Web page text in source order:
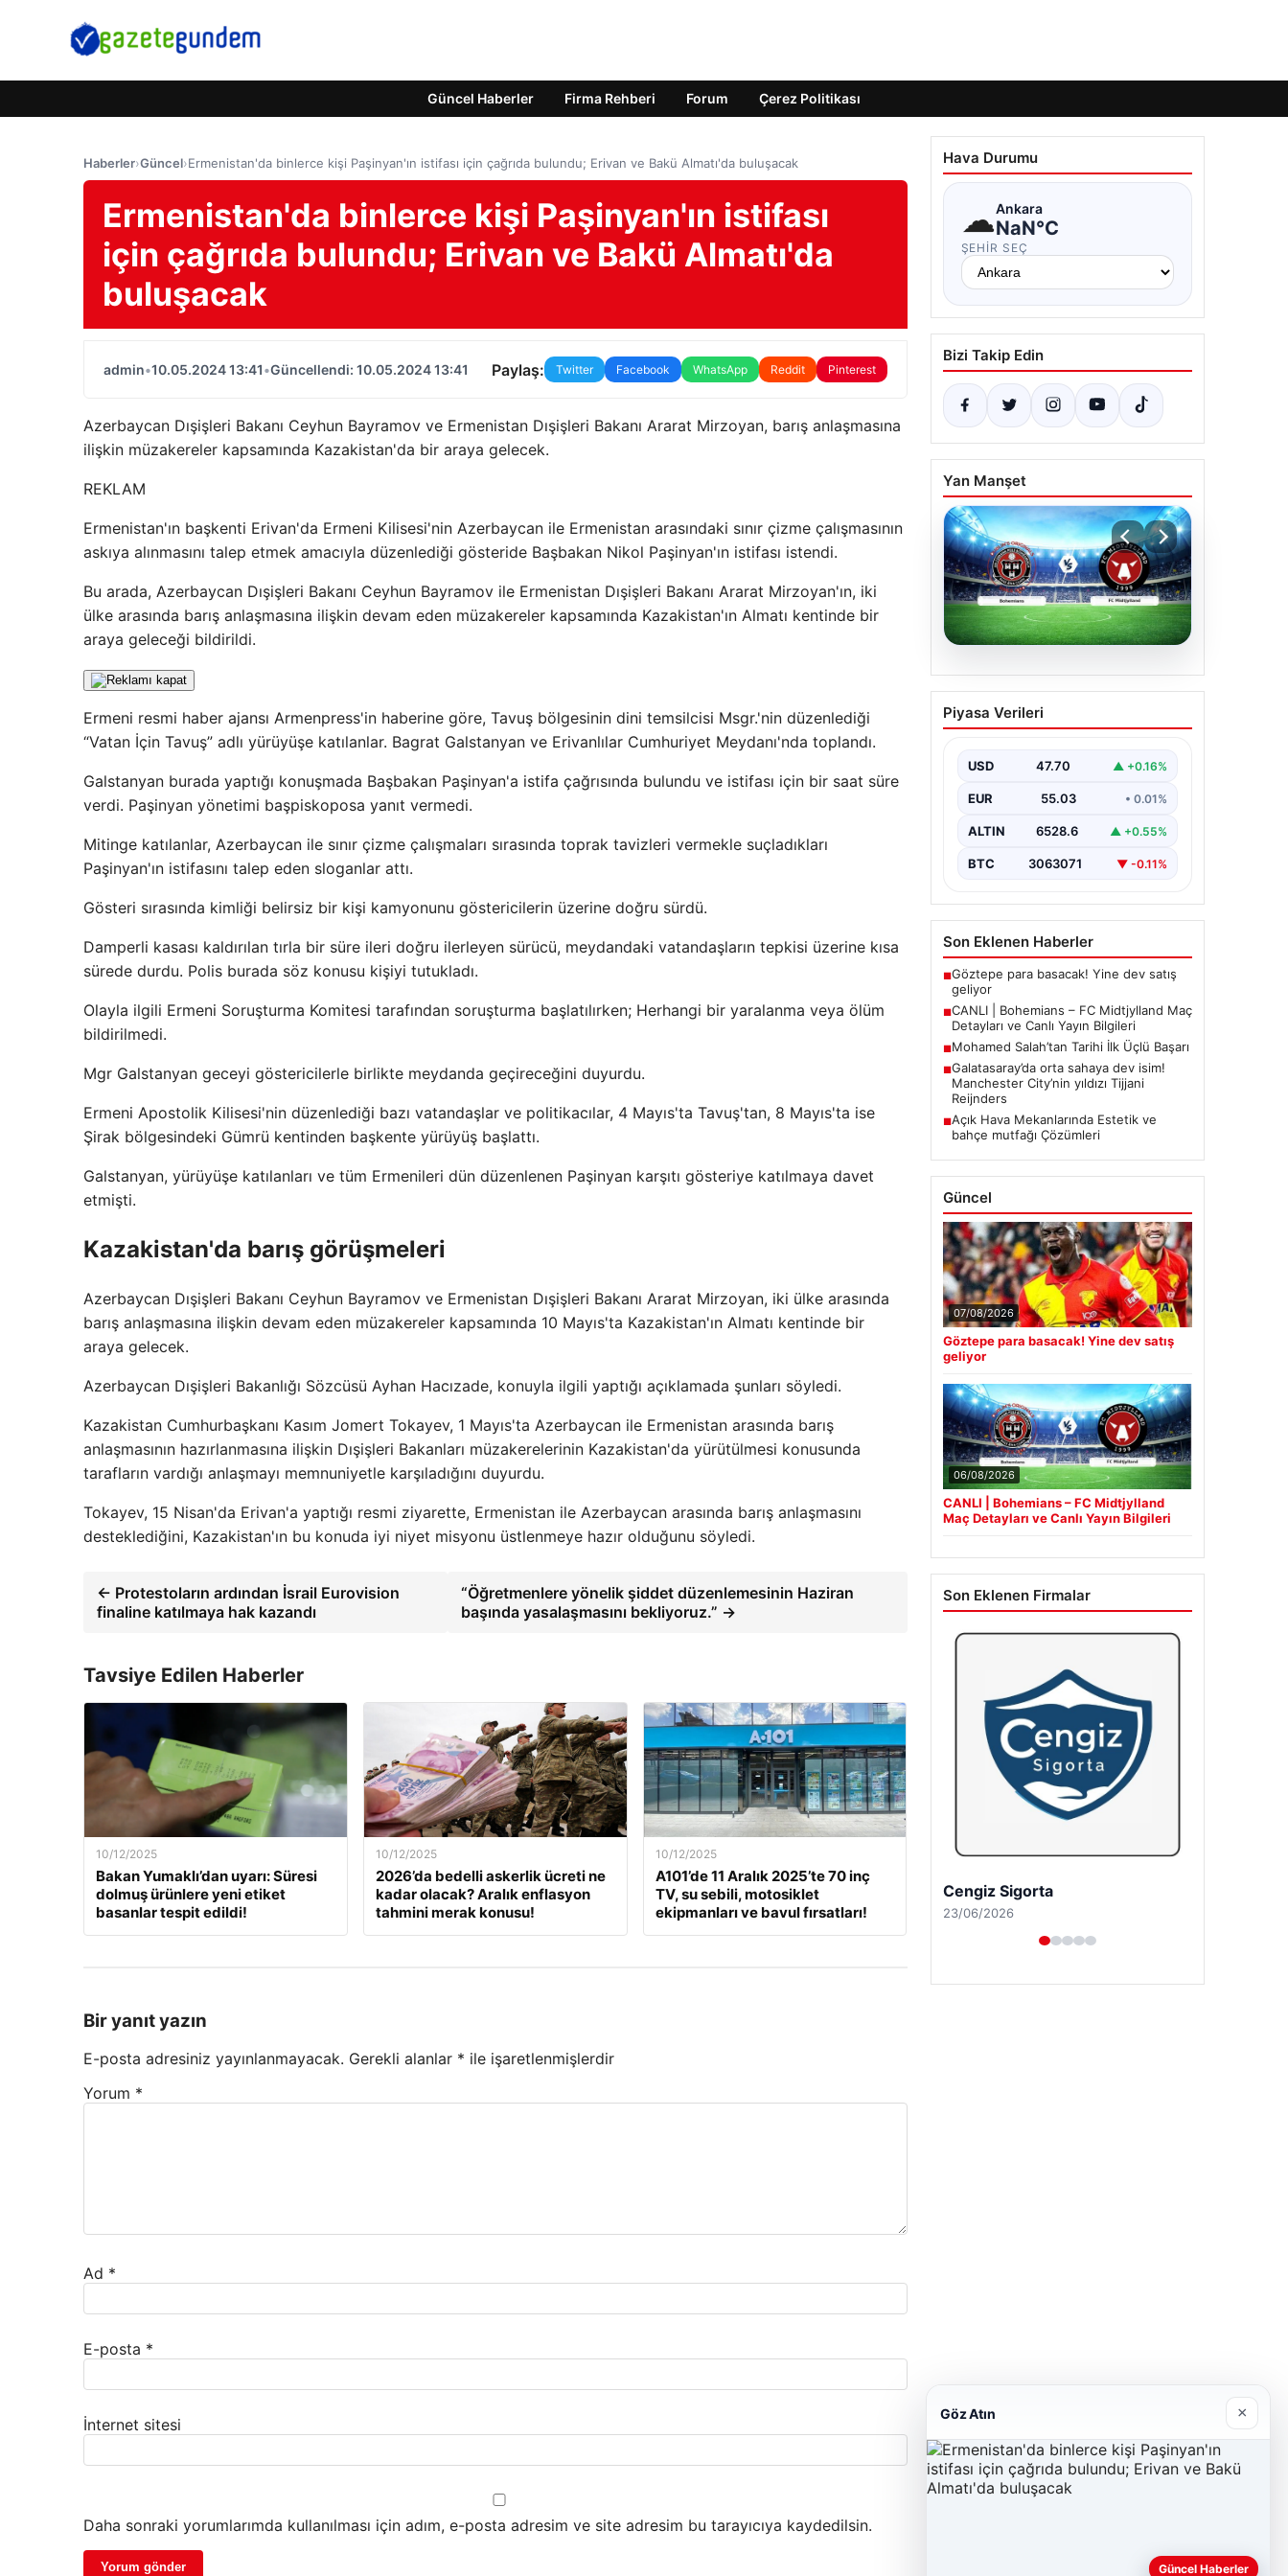
Güncel Haberler Firma Rehberi Forum Çerez Politikası
Haberler›Güncel›Ermenistan'da binlerce kişi Paşinyan'ın istifası için çağrıda bulundu; Erivan ve Bakü Almatı'da buluşacak
Ermenistan'da binlerce kişi Paşinyan'ın istifası
için çağrıda bulundu; Erivan ve Bakü Almatı'da
buluşacak
admin•10.05.2024 13:41•Güncellendi: 10.05.2024 13:41 Paylaş: Twitter Facebook WhatsApp Reddit Pinterest
Azerbaycan Dışişleri Bakanı Ceyhun Bayramov ve Ermenistan Dışişleri Bakanı Ararat Mirzoyan, barış anlaşmasına
ilişkin müzakereler kapsamında Kazakistan'da bir araya gelecek.
REKLAM
Ermenistan'ın başkenti Erivan'da Ermeni Kilisesi'nin Azerbaycan ile Ermenistan arasındaki sınır çizme çalışmasının
askıya alınmasını talep etmek amacıyla düzenlediği gösteride Başbakan Nikol Paşinyan'ın istifası istendi.
Bu arada, Azerbaycan Dışişleri Bakanı Ceyhun Bayramov ile Ermenistan Dışişleri Bakanı Ararat Mirzoyan'ın, iki
ülke arasında barış anlaşmasına ilişkin devam eden müzakereler kapsamında Kazakistan'ın Almatı kentinde bir
araya geleceği bildirildi.
Ermeni resmi haber ajansı Armenpress'in haberine göre, Tavuş bölgesinin dini temsilcisi Msgr.'nin düzenlediği
“Vatan İçin Tavuş” adlı yürüyüşe katılanlar. Bagrat Galstanyan ve Erivanlılar Cumhuriyet Meydanı'nda toplandı.
Galstanyan burada yaptığı konuşmada Başbakan Paşinyan'a istifa çağrısında bulundu ve istifası için bir saat süre
verdi. Paşinyan yönetimi başpiskoposa yanıt vermedi.
Mitinge katılanlar, Azerbaycan ile sınır çizme çalışmaları sırasında toprak tavizleri vermekle suçladıkları
Paşinyan'ın istifasını talep eden sloganlar attı.
Gösteri sırasında kimliği belirsiz bir kişi kamyonunu göstericilerin üzerine doğru sürdü.
Damperli kasası kaldırılan tırla bir süre ileri doğru ilerleyen sürücü, meydandaki vatandaşların tepkisi üzerine kısa
sürede durdu. Polis burada söz konusu kişiyi tutukladı.
Olayla ilgili Ermeni Soruşturma Komitesi tarafından soruşturma başlatılırken; Herhangi bir yaralanma veya ölüm
bildirilmedi.
Mgr Galstanyan geceyi göstericilerle birlikte meydanda geçireceğini duyurdu.
Ermeni Apostolik Kilisesi'nin düzenlediği bazı vatandaşlar ve politikacılar, 4 Mayıs'ta Tavuş'tan, 8 Mayıs'ta ise
Şirak bölgesindeki Gümrü kentinden başkente yürüyüş başlattı.
Galstanyan, yürüyüşe katılanları ve tüm Ermenileri dün düzenlenen Paşinyan karşıtı gösteriye katılmaya davet
etmişti.
Kazakistan'da barış görüşmeleri
Azerbaycan Dışişleri Bakanı Ceyhun Bayramov ve Ermenistan Dışişleri Bakanı Ararat Mirzoyan, iki ülke arasında
barış anlaşmasına ilişkin devam eden müzakereler kapsamında 10 Mayıs'ta Kazakistan'ın Almatı kentinde bir
araya gelecek.
Azerbaycan Dışişleri Bakanlığı Sözcüsü Ayhan Hacızade, konuyla ilgili yaptığı açıklamada şunları söyledi.
Kazakistan Cumhurbaşkanı Kasım Jomert Tokayev, 1 Mayıs'ta Azerbaycan ile Ermenistan arasında barış
anlaşmasının hazırlanmasına ilişkin Dışişleri Bakanları müzakerelerinin Kazakistan'da yürütülmesi konusunda
tarafların vardığı anlaşmayı memnuniyetle karşıladığını duyurdu.
Tokayev, 15 Nisan'da Erivan'a yaptığı resmi ziyarette, Ermenistan ile Azerbaycan arasında barış anlaşmasını
desteklediğini, Kazakistan'ın bu konuda iyi niyet misyonu üstlenmeye hazır olduğunu söyledi.
← Protestoların ardından İsrail Eurovision
finaline katılmaya hak kazandı
“Öğretmenlere yönelik şiddet düzenlemesinin Haziran
başında yasalaşmasını bekliyoruz.” →
Tavsiye Edilen Haberler
10/12/2025
Bakan Yumaklı’dan uyarı: Süresi
dolmuş ürünlere yeni etiket
basanlar tespit edildi!
10/12/2025
2026’da bedelli askerlik ücreti ne
kadar olacak? Aralık enflasyon
tahmini merak konusu!
10/12/2025
A101’de 11 Aralık 2025’te 70 inç
TV, su sebili, motosiklet
ekipmanları ve bavul fırsatları!
Bir yanıt yazın
E-posta adresiniz yayınlanmayacak. Gerekli alanlar * ile işaretlenmişlerdir
Yorum *
Ad *
E-posta *
İnternet sitesi
Daha sonraki yorumlarımda kullanılması için adım, e-posta adresim ve site adresim bu tarayıcıya kaydedilsin.
Hava Durumu
☁Ankara
NaN°C
ŞEHIR SEÇ
Bizi Takip Edin
Yan Manşet
06.08.2026
CANLI | Bohemians – FC
Midtjylland Maç
Bilgileri
İngilizce ve İrlanda futbolunun
heyecan dolu iki ekibi, 6 Ağustos
2026 tarihinde Dublin’deki
Dalymount…
Piyasa Verileri
USD 47.70 ▲ +0.16%
EUR 55.03 • 0.01%
ALTIN 6528.6 ▲ +0.55%
BTC 3063071 ▼ -0.11%
Son Eklenen Haberler
■Göztepe para basacak! Yine dev satış
geliyor
■CANLI | Bohemians – FC Midtjylland Maç
Detayları ve Canlı Yayın Bilgileri
■Mohamed Salah’tan Tarihi İlk Üçlü Başarı
■Galatasaray’da orta sahaya dev isim!
Manchester City’nin yıldızı Tijjani
Reijnders
■Açık Hava Mekanlarında Estetik ve
bahçe mutfağı Çözümleri
Güncel
07/08/2026
Göztepe para basacak! Yine dev satış
geliyor
06/08/2026
CANLI | Bohemians – FC Midtjylland
Maç Detayları ve Canlı Yayın Bilgileri
Son Eklenen Firmalar
Hastaş Beton
26/05/2026
Göz Atın ×
Güncel Haberler